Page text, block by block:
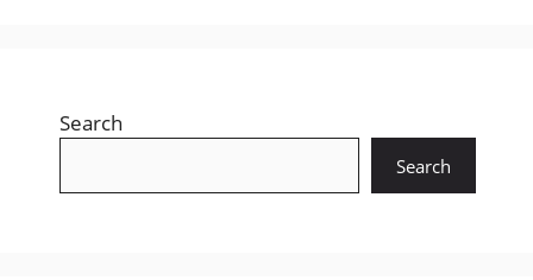
Search
Search